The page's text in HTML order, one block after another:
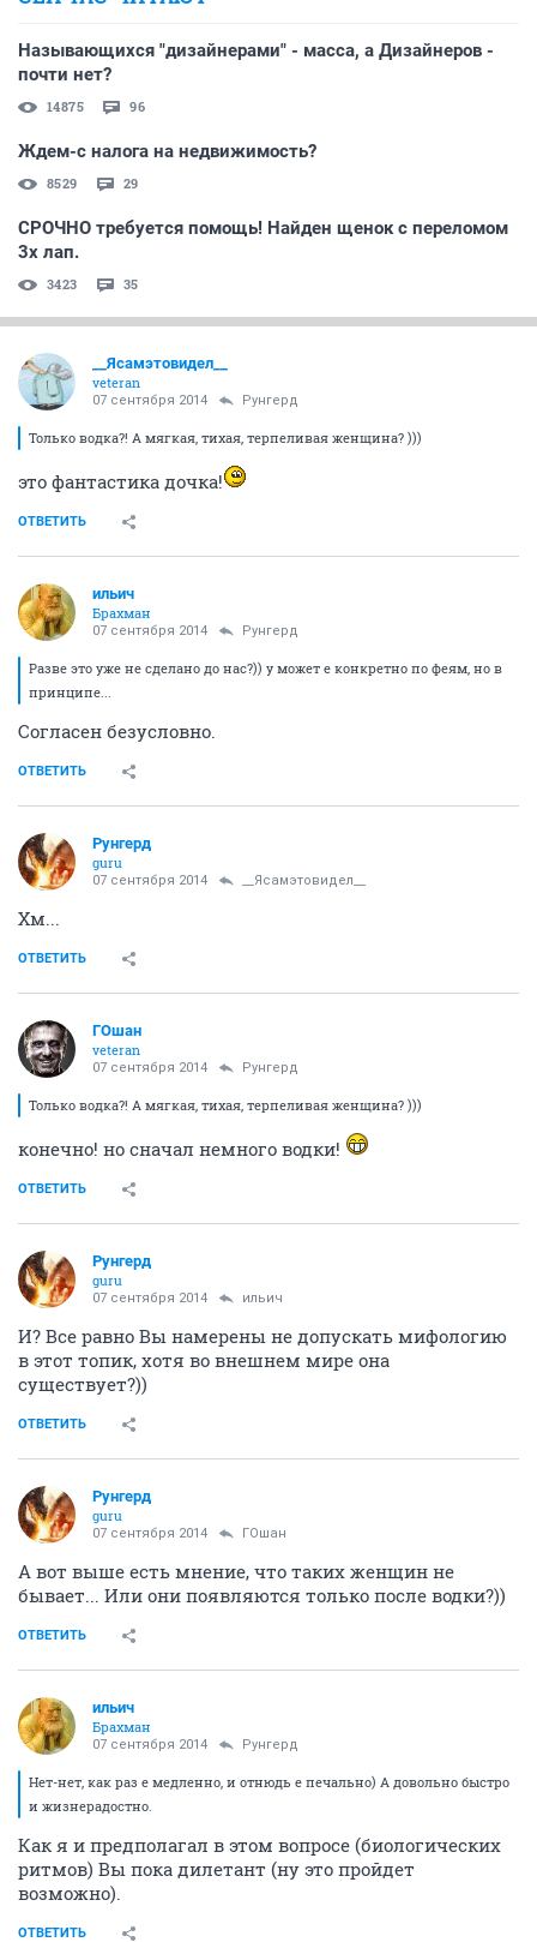
Называющихся "дизайнерами" - масса, а Дизайнеров -
почти нет?
14875 96
Ждем-с налога на недвижимость?
8529 29
СРОЧНО требуется помощь! Найден щенок с переломом
3х лап.
3423 35
__Ясамэтовидел__
veteran
07 сентября 2014 Рунгерд
Только водка?! А мягкая, тихая, терпеливая женщина? )))
это фантастика дочка!
ОТВЕТИТЬ
ильич
Брахман
07 сентября 2014 Рунгерд
Разве это уже не сделано до нас?)) у может е конкретно по феям, но в
принципе...
Согласен безусловно.
ОТВЕТИТЬ
Рунгерд
guru
07 сентября 2014 __Ясамэтовидел__
Хм...
ОТВЕТИТЬ
ГОшaн
veteran
07 сентября 2014 Рунгерд
Только водка?! А мягкая, тихая, терпеливая женщина? )))
конечно! но сначал немного водки!
ОТВЕТИТЬ
Рунгерд
guru
07 сентября 2014 ильич
И? Все равно Вы намерены не допускать мифологию
в этот топик, хотя во внешнем мире она
существует?))
ОТВЕТИТЬ
Рунгерд
guru
07 сентября 2014 ГОшaн
А вот выше есть мнение, что таких женщин не
бывает... Или они появляются только после водки?))
ОТВЕТИТЬ
ильич
Брахман
07 сентября 2014 Рунгерд
Нет-нет, как раз е медленно, и отнюдь е печально) А довольно быстро
и жизнерадостно.
Как я и предполагал в этом вопросе (биологических
ритмов) Вы пока дилетант (ну это пройдет
возможно).
ОТВЕТИТЬ